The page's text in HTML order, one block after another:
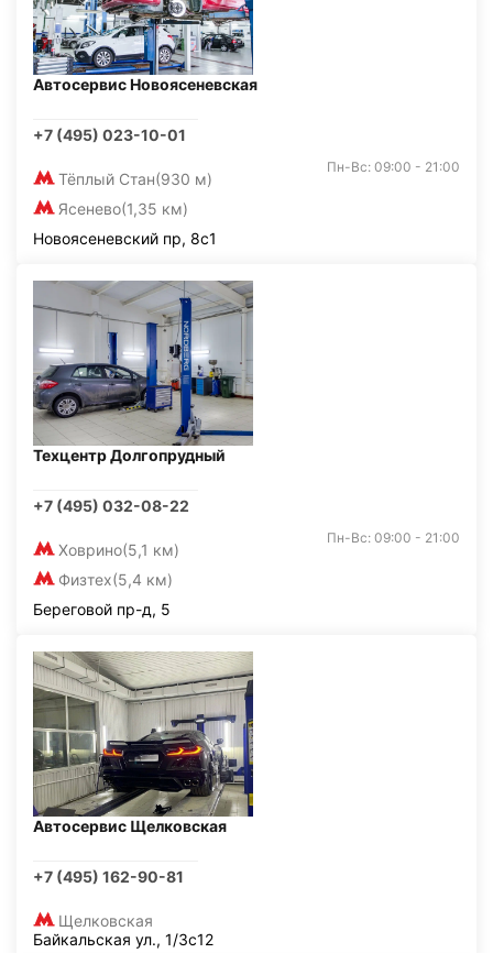
Автосервис Новоясеневская
+7 (495) 023-10-01
Тёплый Стан(930 м)
Ясенево(1,35 км)
Пн-Вс: 09:00 - 21:00
Новоясеневский пр, 8с1
Техцентр Долгопрудный
+7 (495) 032-08-22
Ховрино(5,1 км)
Физтех(5,4 км)
Пн-Вс: 09:00 - 21:00
Береговой пр-д, 5
Автосервис Щелковская
+7 (495) 162-90-81
Щелковская
Байкальская ул., 1/3с12